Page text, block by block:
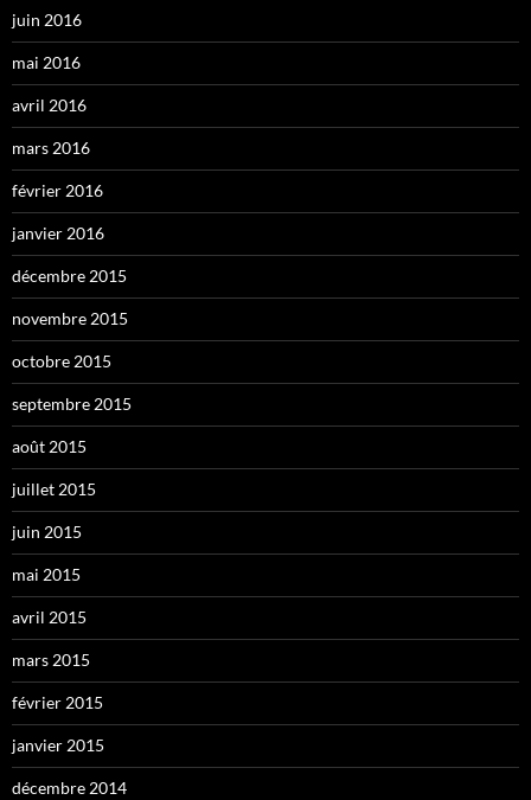
juin 2016
mai 2016
avril 2016
mars 2016
février 2016
janvier 2016
décembre 2015
novembre 2015
octobre 2015
septembre 2015
août 2015
juillet 2015
juin 2015
mai 2015
avril 2015
mars 2015
février 2015
janvier 2015
décembre 2014